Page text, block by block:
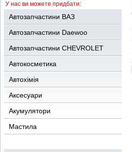
У нас ви можете придбати:
Автозапчастини ВАЗ
Автозапчастини Daewoo
Автозапчастини CHEVROLET
Автокосметика
Автохімія
Аксесуари
Акумулятори
Мастила